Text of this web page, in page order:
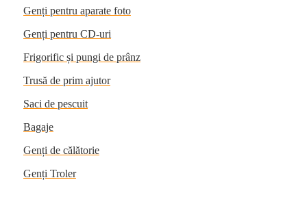
Genți pentru aparate foto
Genți pentru CD-uri
Frigorific și pungi de prânz
Trusă de prim ajutor
Saci de pescuit
Bagaje
Genți de călătorie
Genți Troler